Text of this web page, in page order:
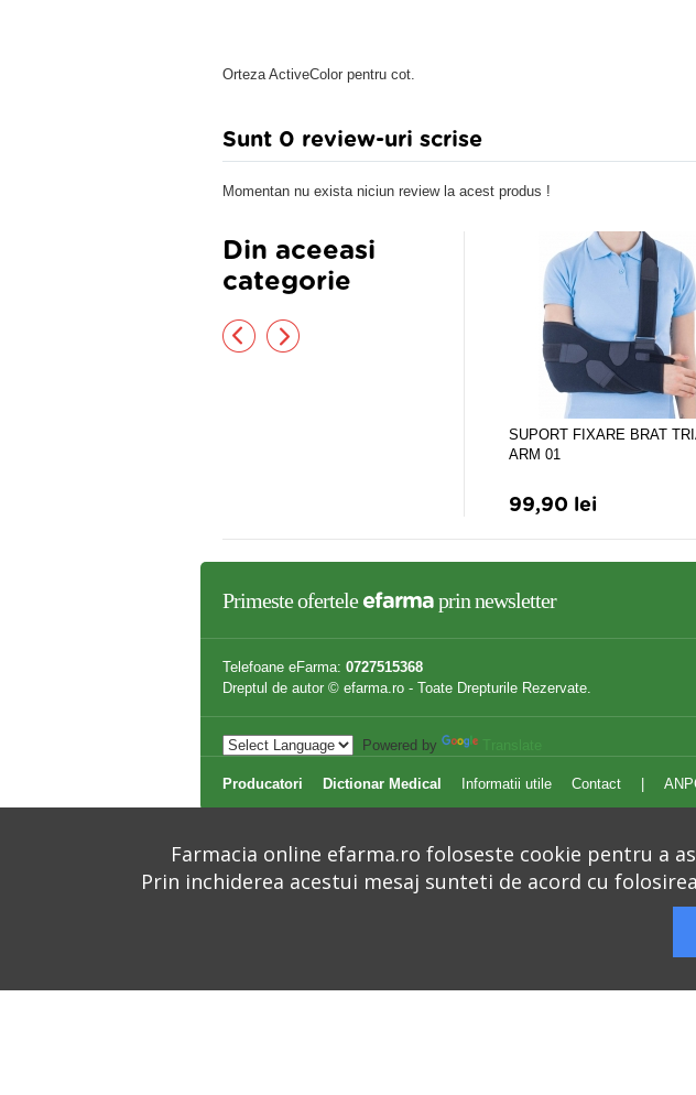
Orteza ActiveColor pentru cot.
Sunt 0 review-uri scrise
Momentan nu exista niciun review la acest produs !
Din aceeasi
categorie
SUPORT FIXARE BRAT
ARM 01
99,90 lei
Primeste ofertele efarma prin newsletter
Telefoane eFarma: 0727515368
Dreptul de autor © efarma.ro - Toate Drepturile Rezervate.
Powered by
Producatori Dictionar Medical Informatii utile Contact
Autoritatea Nationala
Farmacia online efarma.ro foloseste cookie pentru a
Prin inchiderea acestui mesaj sunteti de acord cu